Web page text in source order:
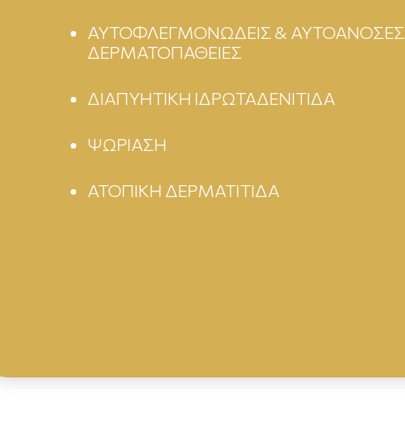
ΑΥΤΟΦΛΕΓΜΟΝΩΔΕΙΣ & ΑΥΤΟΑΝΟΣΕΣ
ΔΕΡΜΑΤΟΠΑΘΕΙΕΣ
ΔΙΑΠΥΗΤΙΚΗ ΙΔΡΩΤΑΔΕΝΙΤΙΔΑ
ΨΩΡΙΑΣΗ
ΑΤΟΠΙΚΗ ΔΕΡΜΑΤΙΤΙΔΑ